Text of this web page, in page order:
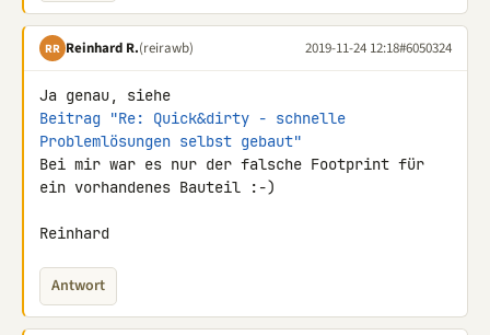
RR Reinhard R.(reirawb) 2019-11-24 12:18#6050324
Beitrag "Re: Quick&dirty - schnelle
Problemlösungen selbst gebaut"
Bei mir war es nur der falsche Footprint für
ein vorhandenes Bauteil :-)
Reinhard
Antwort